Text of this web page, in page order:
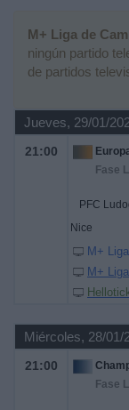
M+ Liga de
ningún partido
de partidos
Jueves, 29/01/
21:00
Fase
PFC
Nice
M+
M+
Miércoles, 28/01/
21:00
Fase